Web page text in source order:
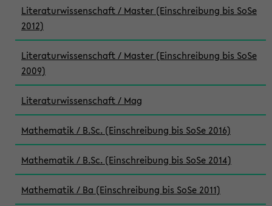
Literaturwissenschaft / Master (Einschreibung bis SoSe
2012)
Literaturwissenschaft / Master (Einschreibung bis SoSe
2009)
Literaturwissenschaft / Mag
Mathematik / B.Sc. (Einschreibung bis SoSe 2016)
Mathematik / B.Sc. (Einschreibung bis SoSe 2014)
Mathematik / Ba (Einschreibung bis SoSe 2011)